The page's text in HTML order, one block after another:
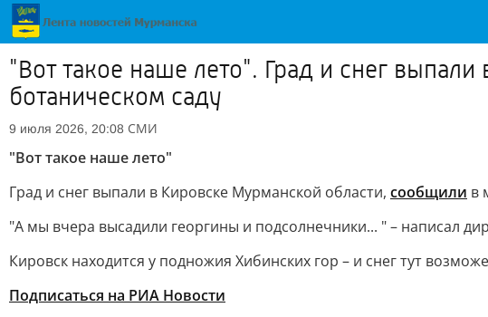
"Вот такое наше лето". Град и снег
ботаническом саду
9 июля 2026, 20:08 СМИ
"Вот такое наше лето"
Град и снег выпали в Кировске Мурманской области, сообщили в
"А мы вчера высадили георгины и подсолнечники... " – написал
Кировск находится у подножия Хибинских гор – и снег тут
Подписаться на РИА Новости